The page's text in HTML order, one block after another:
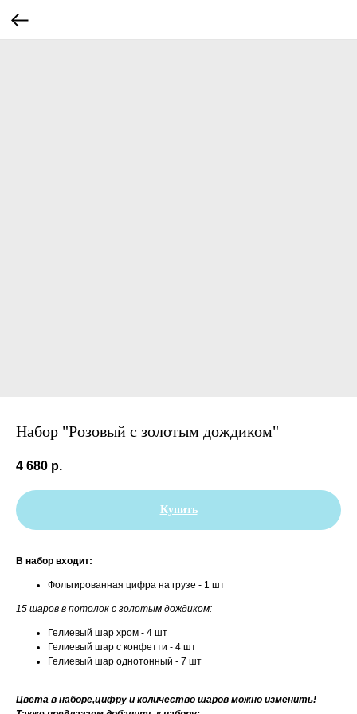
Набор "Розовый с золотым дождиком"
4 680 р.
Купить
В набор входит:
Фольгированная цифра на грузе - 1 шт
15 шаров в потолок с золотым дождиком:
Гелиевый шар хром - 4 шт
Гелиевый шар с конфетти - 4 шт
Гелиевый шар однотонный - 7 шт
Цвета в наборе,цифру и количество шаров можно изменить!